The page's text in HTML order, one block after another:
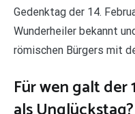
Gedenktag der 14.
Wunderheiler bekannt
römischen Bürgers mit
Für wen galt der